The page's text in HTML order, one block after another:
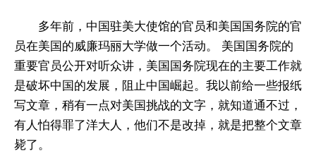
多年前，中国驻美大使馆的官员和美国国务院的官
员在美国的威廉玛丽大学做一个活动。 美国国务院的
重要官员公开对听众讲，美国国务院现在的主要工作就
是破坏中国的发展，阻止中国崛起。我以前给一些报纸
写文章，稍有一点对美国挑战的文字，就知道通不过，
有人怕得罪了洋大人，他们不是改掉，就是把整个文章
毙了。